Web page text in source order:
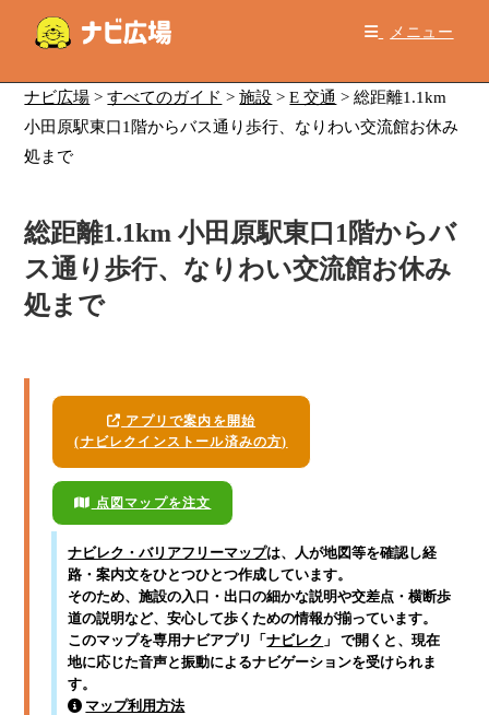
メニュー
ナビ広場 >すべてのガイド >施設 >E 交通 >総距離1.1km
小田原駅東口1階からバス通り歩行、なりわい交流館お休み
処まで
総距離1.1km 小田原駅東口1階からバ
ス通り歩行、なりわい交流館お休み
処まで
アプリで案内を開始
(ナビレクインストール済みの方)
点図マップを注文
ナビレク・バリアフリーマップは、人が地図等を確認し経
路・案内文をひとつひとつ作成しています。
そのため、施設の入口・出口の細かな説明や交差点・横断歩
道の説明など、安心して歩くための情報が揃っています。
このマップを専用ナビアプリ「ナビレク 」 で開くと、現在
地に応じた音声と振動によるナビゲーションを受けられま
す。
マップ利用方法